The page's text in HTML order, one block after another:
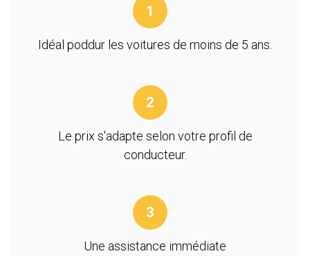
1
Idéal poddur les voitures de moins de 5 ans.
2
Le prix s'adapte selon votre profil de
conducteur.
3
Une assistance immédiate